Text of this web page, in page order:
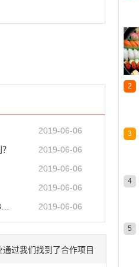
2019-06-06
2019-06-06
2019-06-06
2019-06-06
2019-06-06
通过我们找到了合作项目
2
3
4
5